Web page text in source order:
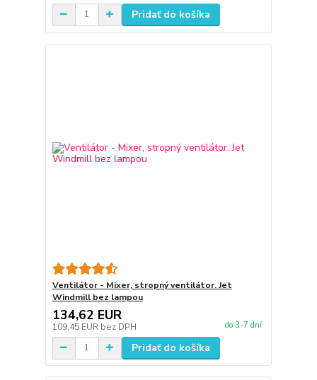
Pridať do košíka
Ventilátor - Mixer, stropný ventilátor. Jet
Windmill bez lampou
134,62 EUR
109,45 EUR bez DPH do 3-7 dní
Pridať do košíka